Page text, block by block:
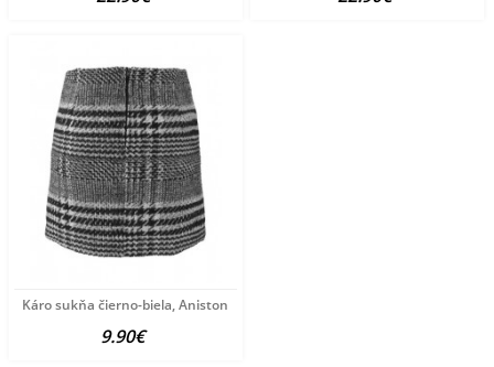
Káro sukňa čierno-biela, Aniston
9.90€